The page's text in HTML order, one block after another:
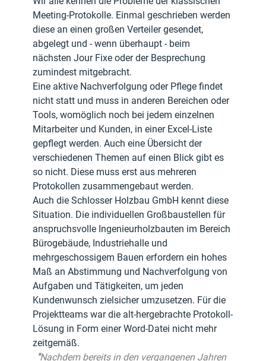
Meeting-Protokolle. Einmal geschrieben werden
diese an einen großen Verteiler gesendet,
abgelegt und - wenn überhaupt - beim
nächsten Jour Fixe oder der Besprechung
zumindest mitgebracht.
Eine aktive Nachverfolgung oder Pflege findet
nicht statt und muss in anderen Bereichen oder
Tools, womöglich noch bei jedem einzelnen
Mitarbeiter und Kunden, in einer Excel-Liste
gepflegt werden. Auch eine Übersicht der
verschiedenen Themen auf einen Blick gibt es
so nicht. Diese muss erst aus mehreren
Protokollen zusammengebaut werden.
Auch die Schlosser Holzbau GmbH kennt diese
Situation. Die individuellen Großbaustellen für
anspruchsvolle Ingenieurholzbauten im Bereich
Bürogebäude, Industriehalle und
mehrgeschossigem Bauen erfordern ein hohes
Maß an Abstimmung und Nachverfolgung von
Aufgaben und Tätigkeiten, um jeden
Kundenwunsch zielsicher umzusetzen. Für die
Projektteams war die alt-hergebrachte Protokoll-
Lösung in Form einer Word-Datei nicht mehr
zeitgemäß.
"Nachdem bereits in den vergangenen Jahren